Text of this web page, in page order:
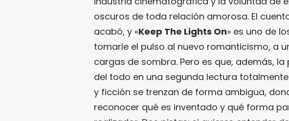
oscuros de toda relación amorosa. El
acabó, y «Keep The Lights On» es uno de
tomarle el pulso al nuevo romanticismo, a
cargas de sombra. Pero es que, además,
del todo en una segunda lectura
y ficción se trenzan de forma ambigua,
reconocer qué es inventado y qué forma